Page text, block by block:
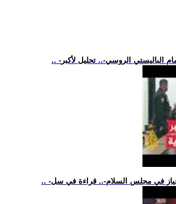
الباليستي الروسي-.. تحليل لأكبر
في مجلس السلام-.. قراءة في سل